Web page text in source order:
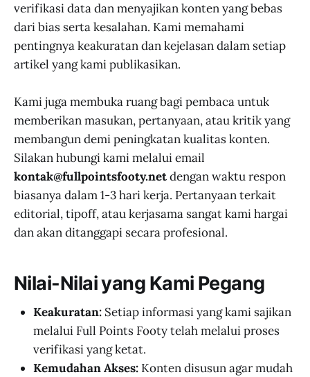
verifikasi data dan menyajikan konten yang bebas
dari bias serta kesalahan. Kami memahami
pentingnya keakuratan dan kejelasan dalam setiap
artikel yang kami publikasikan.
Kami juga membuka ruang bagi pembaca untuk
memberikan masukan, pertanyaan, atau kritik yang
membangun demi peningkatan kualitas konten.
Silakan hubungi kami melalui email
kontak@fullpointsfooty.netdengan waktu respon
biasanya dalam 1-3 hari kerja. Pertanyaan terkait
editorial, tipoff, atau kerjasama sangat kami hargai
dan akan ditanggapi secara profesional.
Nilai-Nilai yang Kami Pegang
Keakuratan: Setiap informasi yang kami sajikan
melalui Full Points Footy telah melalui proses
verifikasi yang ketat.
Kemudahan Akses: Konten disusun agar mudah